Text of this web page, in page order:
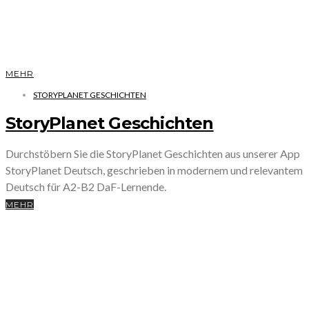
MEHR
STORYPLANET GESCHICHTEN
StoryPlanet Geschichten
Durchstöbern Sie die StoryPlanet Geschichten aus unserer App
StoryPlanet Deutsch, geschrieben in modernem und relevantem
Deutsch für A2-B2 DaF-Lernende.
MEHR